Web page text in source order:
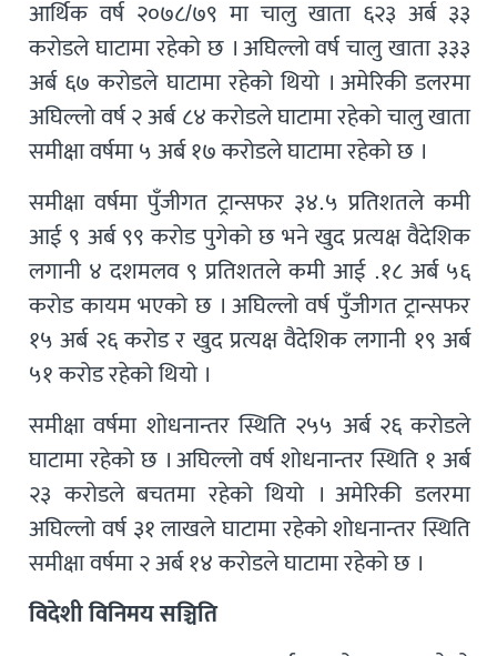
आर्थिक वर्ष २०७८/७९ मा चालु खाता ६२३ अर्ब ३३
करोडले घाटामा रहेको छ । अघिल्लो वर्ष चालु खाता ३३३
अर्ब ६७ करोडले घाटामा रहेको थियो । अमेरिकी डलरमा
अघिल्लो वर्ष २ अर्ब ८४ करोडले घाटामा रहेको चालु खाता
समीक्षा वर्षमा ५ अर्ब १७ करोडले घाटामा रहेको छ ।
समीक्षा वर्षमा पुँजीगत ट्रान्सफर ३४.५ प्रतिशतले कमी
आई ९ अर्ब ९९ करोड पुगेको छ भने खुद प्रत्यक्ष वैदेशिक
लगानी ४ दशमलव ९ प्रतिशतले कमी आई .१८ अर्ब ५६
करोड कायम भएको छ । अघिल्लो वर्ष पुँजीगत ट्रान्सफर
१५ अर्ब २६ करोड र खुद प्रत्यक्ष वैदेशिक लगानी १९ अर्ब
५१ करोड रहेको थियो ।
समीक्षा वर्षमा शोधनान्तर स्थिति २५५ अर्ब २६ करोडले
घाटामा रहेको छ । अघिल्लो वर्ष शोधनान्तर स्थिति १ अर्ब
२३ करोडले बचतमा रहेको थियो । अमेरिकी डलरमा
अघिल्लो वर्ष ३१ लाखले घाटामा रहेको शोधनान्तर स्थिति
समीक्षा वर्षमा २ अर्ब १४ करोडले घाटामा रहेको छ ।
विदेशी विनिमय सञ्चिति